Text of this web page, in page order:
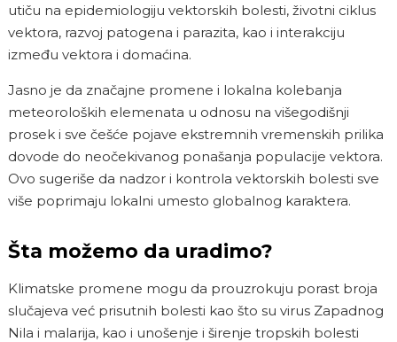
utiču na epidemiologiju vektorskih bolesti, životni ciklus
vektora, razvoj patogena i parazita, kao i interakciju
između vektora i domaćina.
Jasno je da značajne promene i lokalna kolebanja
meteoroloških elemenata u odnosu na višegodišnji
prosek i sve češće pojave ekstremnih vremenskih prilika
dovode do neočekivanog ponašanja populacije vektora.
Ovo sugeriše da nadzor i kontrola vektorskih bolesti sve
više poprimaju lokalni umesto globalnog karaktera.
Šta možemo da uradimo?
Klimatske promene mogu da prouzrokuju porast broja
slučajeva već prisutnih bolesti kao što su virus Zapadnog
Nila i malarija, kao i unošenje i širenje tropskih bolesti